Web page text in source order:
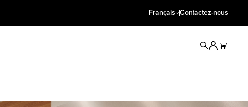
Français Contactez-nous
Rechercher